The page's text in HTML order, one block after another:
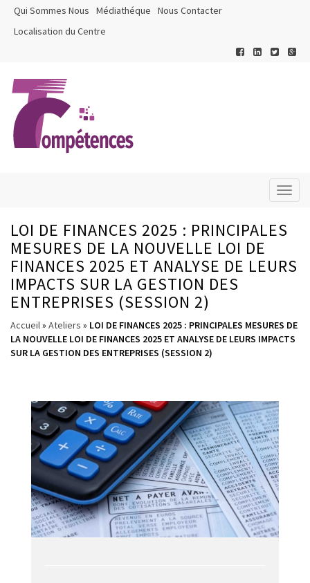
Qui Sommes Nous Médiathéque
Nous Contacter
Localisation du Centre
LOI DE FINANCES 2025 : PRINCIPALES
MESURES DE LA NOUVELLE LOI DE
FINANCES 2025 ET ANALYSE DE LEURS
IMPACTS SUR LA GESTION DES
ENTREPRISES (SESSION 2)
Accueil» Ateliers » LOI DE FINANCES 2025 : PRINCIPALES MESURES DE
LA NOUVELLE LOI DE FINANCES 2025 ET ANALYSE DE LEURS IMPACTS
SUR LA GESTION DES ENTREPRISES (SESSION 2)